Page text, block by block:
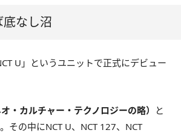
なし沼
U」というユニットで正式にデビュー
・カルチャー・テクノロジーの略）
と
その中にNCT U、NCT 127、NCT